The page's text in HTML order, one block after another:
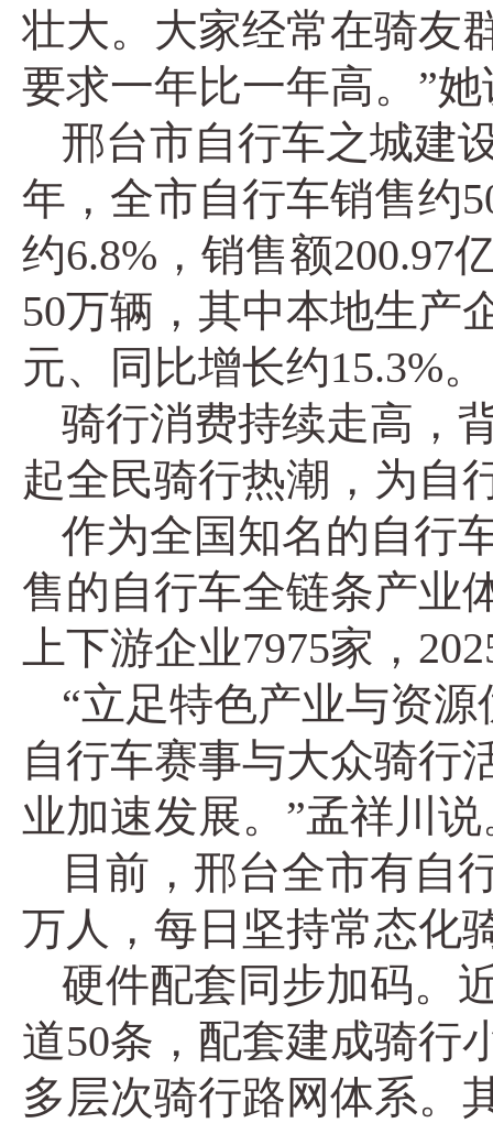
壮大。大家经常在骑友
要求一年比一年高。”
邢台市自行车之城建
年，全市自行车销售约
约6.8%，销售额200.97
50万辆，其中本地生产
元、同比增长约15.3%。
骑行消费持续走高，
起全民骑行热潮，为自
作为全国知名的自行
售的自行车全链条产业
上下游企业7975家，
“立足特色产业与资
自行车赛事与大众骑行
业加速发展。”孟祥川说
目前，邢台全市有自
万人，每日坚持常态化
硬件配套同步加码。
道50条，配套建成骑行
多层次骑行路网体系。